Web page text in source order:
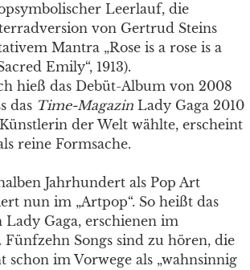
Leerlauf, die
von Gertrud Steins
Mantra „Rose is a rose is a
Emily“, 1913).
hieß das Debüt-Album von 2008
das Time-Magazin Lady Gaga 2010
der Welt wählte, erscheint
reine Formsache.
Jahrhundert als Pop Art
nun im „Artpop“. So heißt das
Lady Gaga, erschienen im
Fünfzehn Songs sind zu hören, die
schon im Vorwege als „wahnsinnig